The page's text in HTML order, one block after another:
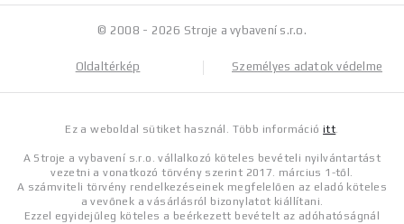
© 2008 - 2026 Stroje a vybavení s.r.o.
Oldaltérkép Személyes adatok védelme
Ez a weboldal sütiket használ. Több információitt.
A Stroje a vybavení s.r.o. vállalkozó köteles bevételi nyilvántartást
vezetni a vonatkozó törvény szerint 2017. március 1-től.
A számviteli törvény rendelkezéseinek megfelelően az eladó köteles
a vevőnek a vásárlásról bizonylatot kiállítani.
Ezzel egyidejűleg köteles a beérkezett bevételt az adóhatóságnál